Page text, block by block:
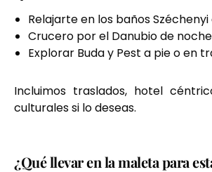
Relajarte en los baños
Crucero por el Danubio de noche
Explorar Buda y Pest a pie o en
Incluimos traslados, hotel
culturales si lo deseas.
¿Qué llevar en la maleta para